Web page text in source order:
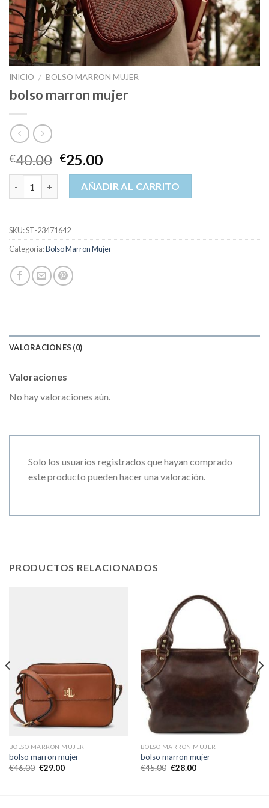
INICIO / BOLSO MARRON MUJER
bolso marron mujer
€40.00 €25.00
bolso marron mujer cantidadAÑADIR AL CARRITO
SKU:ST-23471642
Categoría:Bolso Marron Mujer
VALORACIONES (0)
Valoraciones
No hay valoraciones aún.
Solo los usuarios registrados que hayan comprado
este producto pueden hacer una valoración.
PRODUCTOS RELACIONADOS
BOLSO MARRON MUJER
bolso marron mujer
€46.00 €29.00
BOLSO MARRON MUJER
bolso marron mujer
€45.00 €28.00